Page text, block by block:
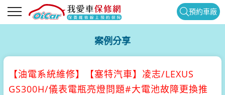
預約車廠
案例分享
【油電系統維修】
【塞特汽車】凌志/LEXUS
GS300H/儀表電瓶亮燈問題#大電池故障更換推